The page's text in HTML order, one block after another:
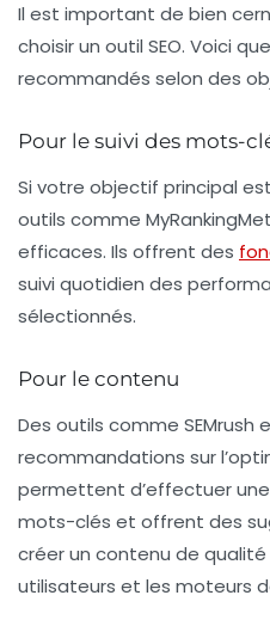
Il est important de bien
choisir un outil SEO. Voici
recommandés selon des
Pour le suivi des mots-
Si votre objectif principal
outils comme
efficaces. Ils offrent des
suivi quotidien des
sélectionnés.
Pour le contenu
Des outils comme
recommandations sur
permettent d’effectuer
mots-clés et offrent des
créer un contenu de
utilisateurs et les moteurs